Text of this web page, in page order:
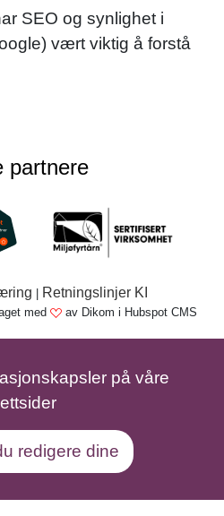
SEO og synlighet i
vært viktig å forstå
partnere
Retningslinjer KI
med av Dikom i Hubspot CMS
på våre
redigere dine